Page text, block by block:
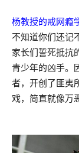
杨教授的戒网瘾
不知道你们还记
家长们誓死抵抗
青少年的凶手。
者，开创了匪夷
戏，简直就像万